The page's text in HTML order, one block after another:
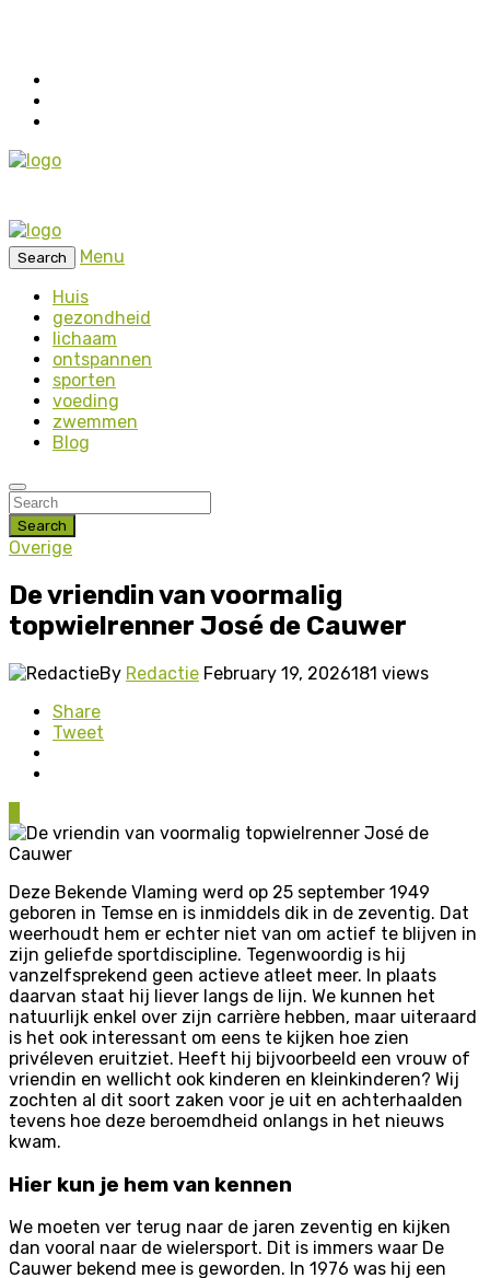
Search
Menu
Huis
gezondheid
lichaam
ontspannen
sporten
voeding
zwemmen
Blog
Search
Overige
De vriendin van voormalig
topwielrenner José de Cauwer
By Redactie February 19, 2026181 views
Share
Tweet
Deze Bekende Vlaming werd op 25 september 1949
geboren in Temse en is inmiddels dik in de zeventig. Dat
weerhoudt hem er echter niet van om actief te blijven in
zijn geliefde sportdiscipline. Tegenwoordig is hij
vanzelfsprekend geen actieve atleet meer. In plaats
daarvan staat hij liever langs de lijn. We kunnen het
natuurlijk enkel over zijn carrière hebben, maar uiteraard
is het ook interessant om eens te kijken hoe zien
privéleven eruitziet. Heeft hij bijvoorbeeld een vrouw of
vriendin en wellicht ook kinderen en kleinkinderen? Wij
zochten al dit soort zaken voor je uit en achterhaalden
tevens hoe deze beroemdheid onlangs in het nieuws
kwam.
Hier kun je hem van kennen
We moeten ver terug naar de jaren zeventig en kijken
dan vooral naar de wielersport. Dit is immers waar De
Cauwer bekend mee is geworden. In 1976 was hij een